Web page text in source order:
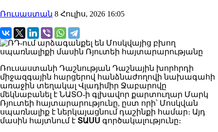
Ռուսաստան 8 Հուլիս, 2026 16:05
Ռուսաստանի Դաշնության Դաշնային խորհրդի
միջազգային հարցերով հանձնաժողովի նախագահի
առաջին տեղակալ Վլադիմիր Ջաբարովը
մեկնաբանել է ՆԱՏՕ-ի գլխավոր քարտուղար Մարկ
Ռյուտեի հայտարարությունը, ըստ որի՝ Մոսկվան
սպառնալիք է ներկայացնում դաշինքի համար։ Այդ
մասին հայտնում է ՏԱՍՍ գործակալությունը։